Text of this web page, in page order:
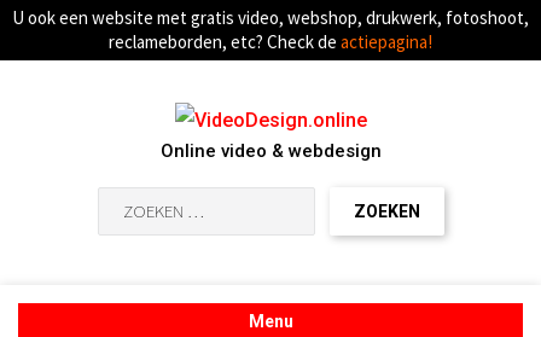
U ook een website met gratis video, webshop, drukwerk, fotoshoot,
reclameborden, etc? Check de actiepagina!
Online video & webdesign
naar:
Menu